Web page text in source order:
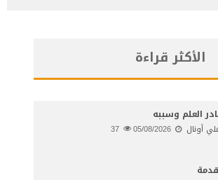
الأكثر قراءة
العلم وسببه
أونال 05/08/2026